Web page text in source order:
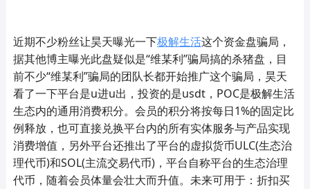
近期不少粉丝让昊天曝光一下极解生活这个资金盘骗局，
据其他博主曝光此盘疑似是“维某利”骗局搞的杀猪盘，目
前不少“维某利”骗局的团队长都开始推广这个骗局，昊天
看了一下平台是u进u出，投资的是usdt，POC是极解生活
生态内的通用消费积分。会员的积分将按每日1%的固定比
例释放，也可直接兑换平台内的所有实体服务与产品实现
消费增值，另外平台还推出了平台的虚拟货币ULC(生态治
理代币)和SOL(主流交易代币)，平台自称平台的生态治理
代币，随着会员体量会壮大而升值。未来可用于：折扣买